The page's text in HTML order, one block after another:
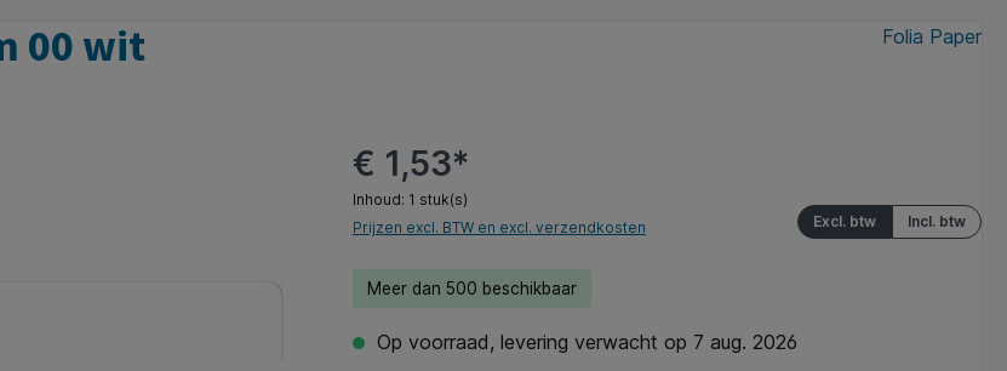
00 wit Folia Paper
€ 1,53*
Inhoud: 1 stuk(s)
Incl. btw
Excl. btw
Prijzen excl. BTW en excl. verzendkosten
Meer dan 500 beschikbaar
Op voorraad, levering verwacht op 7 aug. 2026